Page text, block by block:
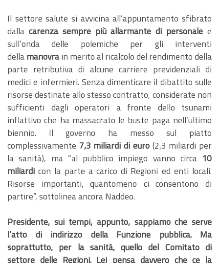
Il settore salute si avvicina all’appuntamento sfibrato
dalla carenza sempre più allarmante di personale e
sull’onda delle polemiche per gli interventi
dellamanovrain merito al ricalcolo del rendimento della
parte retributiva di alcune carriere previdenziali di
medici e infermieri. Senza dimenticare il dibattito sulle
risorse destinate allo stesso contratto, considerate non
sufficienti dagli operatori a fronte dello tsunami
inflattivo che ha massacrato le buste paga nell’ultimo
biennio. Il governo ha messo sul piatto
complessivamente 7,3 miliardi di euro(2,3 miliardi per
la sanità), ma “al pubblico impiego vanno circa 10
miliardi con la parte a carico di Regioni ed enti locali.
Risorse importanti, quantomeno ci consentono di
partire”, sottolinea ancora Naddeo.
Presidente, sui tempi, appunto, sappiamo che serve
l’atto di indirizzo della Funzione pubblica. Ma
soprattutto, per la sanità, quello del Comitato di
settore delle Regioni. Lei pensa davvero che ce la